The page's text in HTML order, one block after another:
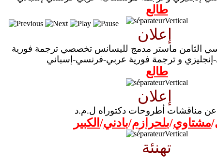
طالع
الثامن ماستر مدمج لليسانس تخصصي ترجمة فورية
و ترجمة فورية عربي-فرنسي-إسباني
طالع
عن مناقشات أطروحات دكتوراه ل.م.د
/مشتاوي/بلحرازم/بادني/الكبير
تهنئة